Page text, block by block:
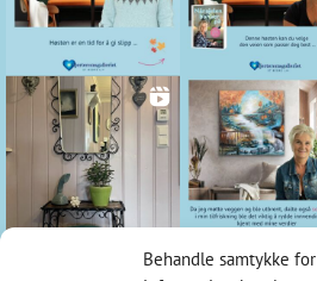
Behandle samtykke for